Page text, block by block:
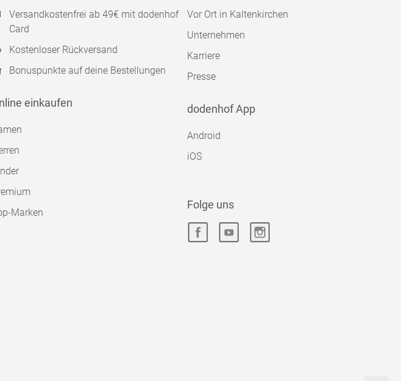
Versandkostenfrei ab 49€ mit dodenhof
Card
Kostenloser Rückversand
Bonuspunkte auf deine Bestellungen
einkaufen
Marken
Vor Ort in Kaltenkirchen
Unternehmen
Karriere
Presse
dodenhof App
Android
iOS
Folge uns